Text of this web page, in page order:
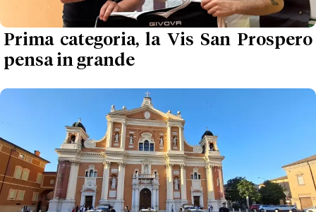
Prima categoria, la Vis San Prospero
pensa in grande